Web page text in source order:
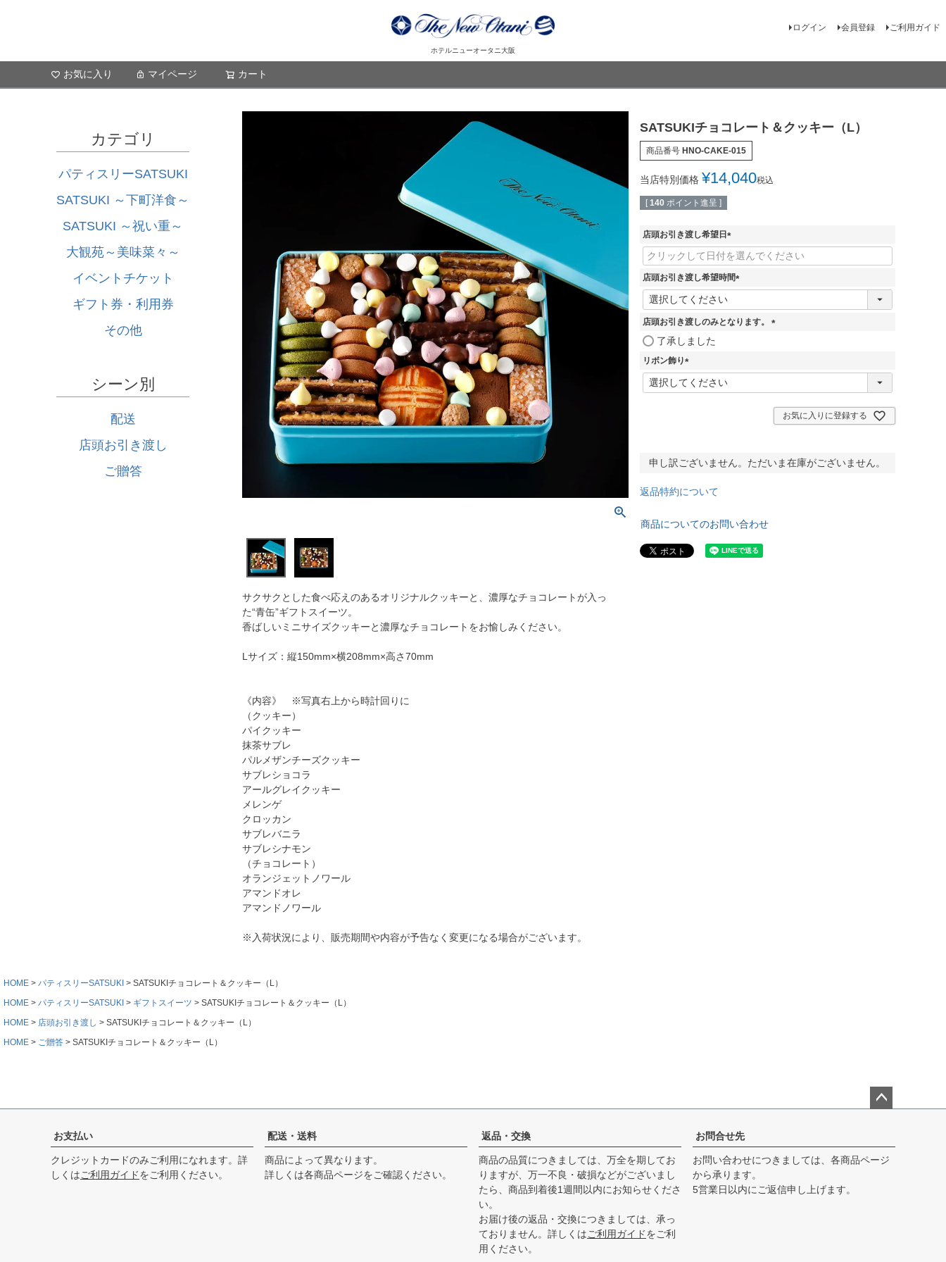
ホテルニューオータニ大阪
ログイン 会員登録 ご利用ガイド
お気に入り マイページ カート
カテゴリ
パティスリーSATSUKI
SATSUKI ～下町洋食～
SATSUKI ～祝い重～
大観苑～美味菜々～
イベントチケット
ギフト券・利用券
その他
シーン別
配送
店頭お引き渡し
ご贈答
サクサクとした食べ応えのあるオリジナルクッキーと、濃厚なチョコレートが入っ
た“青缶”ギフトスイーツ。
香ばしいミニサイズクッキーと濃厚なチョコレートをお愉しみください。
Lサイズ：縦150mm×横208mm×高さ70mm
《内容》 ※写真右上から時計回りに
（クッキー）
パイクッキー
抹茶サブレ
パルメザンチーズクッキー
サブレショコラ
アールグレイクッキー
メレンゲ
クロッカン
サブレバニラ
サブレシナモン
（チョコレート）
オランジェットノワール
アマンドオレ
アマンドノワール
※入荷状況により、販売期間や内容が予告なく変更になる場合がございます。
SATSUKIチョコレート＆クッキー（L）
商品番号 HNO-CAKE-015
当店特別価格 ¥14,040税込
[ 140 ポイント進呈 ]
店頭お引き渡し希望日
(
必
須
)
店頭お引き渡し希望時間
(
須
店頭お引き渡しのみとなります。
)
了承しました
リボン飾り
(
必
お気に入りに登録する
申し訳ございません。ただいま在庫がございません。
返品特約について
商品についてのお問い合わせ
HOME パティスリーSATSUKI
SATSUKIチョコレート＆クッキー（L）
HOME
パティスリーSATSUKI ギフトスイーツ
SATSUKIチョコレート＆クッキー（L）
HOME
店頭お引き渡し
SATSUKIチョコレート＆クッキー（L）
HOME
ご贈答 SATSUKIチョコレート＆クッキー（L）
ップ
へ
お支払い
クレジットカードのみご利用になれます。詳
しくはご利用ガイドをご利用ください。
配送・送料
商品によって異なります。
詳しくは各商品ページをご確認ください。
返品・交換
商品の品質につきましては、万全を期してお
りますが、万一不良・破損などがございまし
たら、商品到着後1週間以内にお知らせくださ
い。
お届け後の返品・交換につきましては、承っ
ておりません。詳しくはご利用ガイドをご利
用ください。
お問合せ先
お問い合わせにつきましては、各商品ページ
から承ります。
5営業日以内にご返信申し上げます。